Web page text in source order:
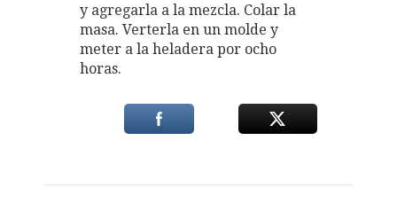
y agregarla a la mezcla. Colar la
masa. Verterla en un molde y
meter a la heladera por ocho
horas.